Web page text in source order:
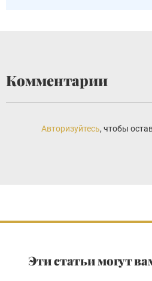
Комментарии
Авторизуйтесь, чтобы
Эти статьи могут